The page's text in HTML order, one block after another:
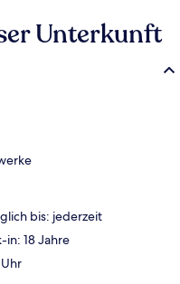
Unterkunft
bis: jederzeit
18 Jahre